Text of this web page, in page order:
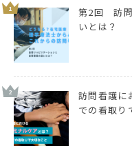
1
第2回 訪問
いとは？
2
訪問看護に
での看取り